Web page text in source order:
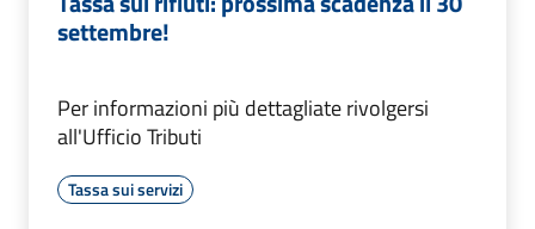
settembre!
Per informazioni più dettagliate rivolgersi
all'Ufficio Tributi
Tassa sui servizi